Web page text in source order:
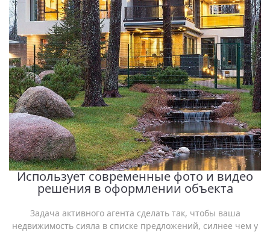
Использует современные фото и видео
решения в оформлении объекта
Задача активного агента сделать так, чтобы ваша
недвижимость сияла в списке предложений, силнее чем у